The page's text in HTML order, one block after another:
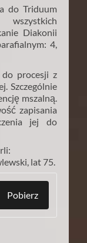
do Triduum
Diakonii
4,
do procesji z
Szczególnie
mszalną.
zapisania
jej do
lat 75.
Pobierz